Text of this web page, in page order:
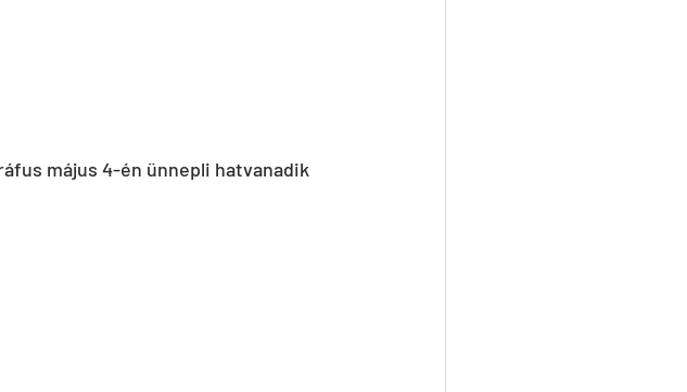
május 4-én ünnepli hatvanadik